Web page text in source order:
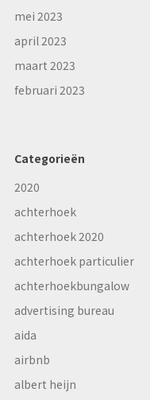
mei 2023
april 2023
maart 2023
februari 2023
Categorieën
2020
achterhoek
achterhoek 2020
achterhoek particulier
achterhoekbungalow
advertising bureau
aida
airbnb
albert heijn